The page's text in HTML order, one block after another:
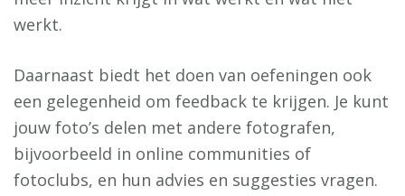
werkt.
Daarnaast biedt het doen van oefeningen ook
een gelegenheid om feedback te krijgen. Je kunt
jouw foto’s delen met andere fotografen,
bijvoorbeeld in online communities of
fotoclubs, en hun advies en suggesties vragen.